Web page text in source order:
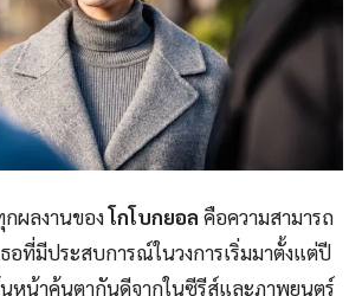
กผลงานของโกโบกยอล คือความสามารถ
อที่มีประสบการณ์ในวงการเริ่มมาตั้งแต่ปี
หน้าคุ้นตากันดีจากในซีรีส์และภาพยนตร์